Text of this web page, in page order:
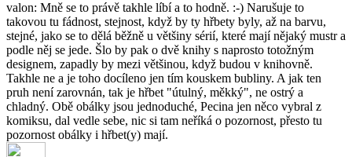
valon: Mně se to právě takhle líbí a to hodně. :-) Narušuje to
takovou tu fádnost, stejnost, když by ty hřbety byly, až na barvu,
stejné, jako se to dělá běžně u většiny sérií, které mají nějaký mustr a
podle něj se jede. Šlo by pak o dvě knihy s naprosto totožným
designem, zapadly by mezi většinou, když budou v knihovně.
Takhle ne a je toho docíleno jen tím kouskem bubliny. A jak ten
pruh není zarovnán, tak je hřbet "útulný, měkký", ne ostrý a
chladný. Obě obálky jsou jednoduché, Pecina jen něco vybral z
komiksu, dal vedle sebe, nic si tam neříká o pozornost, přesto tu
pozornost obálky i hřbet(y) mají.